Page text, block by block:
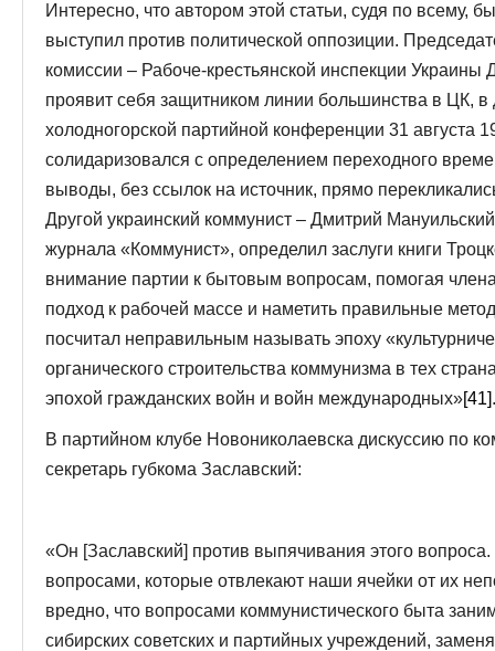
Интересно, что автором этой статьи, судя по всему,
выступил против политической оппозиции.
комиссии – Рабоче-крестьянской инспекции
проявит себя защитником линии большинства в ЦК, в
холодногорской партийной конференции 31 августа
солидаризовался с определением переходного
выводы, без ссылок на источник, прямо
Другой украинский коммунист – Дмитрий
журнала «Коммунист», определил заслуги книги
внимание партии к бытовым вопросам, помогая
подход к рабочей массе и наметить правильные
посчитал неправильным называть эпоху
органического строительства коммунизма в тех
эпохой гражданских войн и войн международных»[41].
В партийном клубе Новониколаевска дискуссию по
секретарь губкома Заславский:
«Он [Заславский] против выпячивания этого
вопросами, которые отвлекают наши ячейки от их
вредно, что вопросами коммунистического быта
сибирских советских и партийных учреждений,